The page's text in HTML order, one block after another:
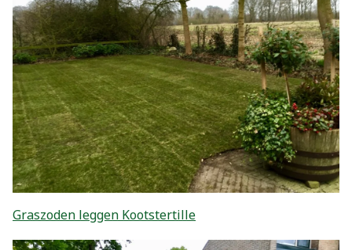
Graszoden leggen Kootstertille